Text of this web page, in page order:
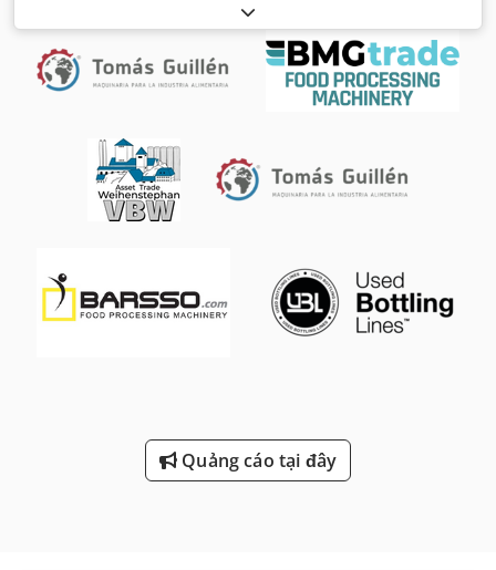
Quảng cáo tại đây